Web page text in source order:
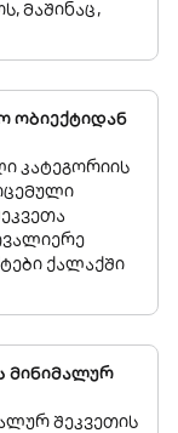
მაშინაც,
ობიექტიდან
კატეგორიის
ქალაქში
მინიმალურ
შეკვეთის